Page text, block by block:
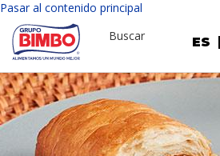
Pasar al contenido principal
ES
Buscar